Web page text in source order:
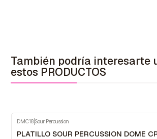
También podría interesarte
estos PRODUCTOS
DMC18| Sour Percussion
PLATILLO SOUR PERCUSSION DOME